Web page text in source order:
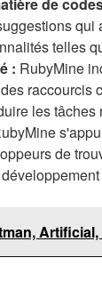
telles
: RubyMine
les tâches
de